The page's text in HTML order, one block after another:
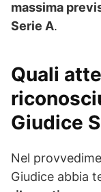
massima
Serie A.
Quali
Giudice
Nel
Giudice abbia